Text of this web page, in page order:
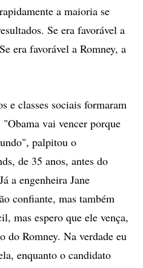
a maioria se
Se era favorável a
era favorável a Romney, a
e classes sociais formaram
vai vencer porque
palpitou o
de 35 anos, antes do
a engenheira Jane
confiante, mas também
mas espero que ele vença,
do Romney. Na verdade eu
enquanto o candidato